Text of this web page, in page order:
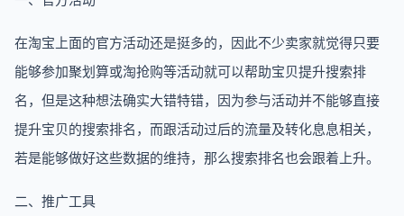
在淘宝上面的官方活动还是挺多的，因此不少卖家就觉得只要
能够参加聚划算或淘抢购等活动就可以帮助宝贝提升搜索排
名，但是这种想法确实大错特错，因为参与活动并不能够直接
提升宝贝的搜索排名，而跟活动过后的流量及转化息息相关，
若是能够做好这些数据的维持，那么搜索排名也会跟着上升。
二、推广工具